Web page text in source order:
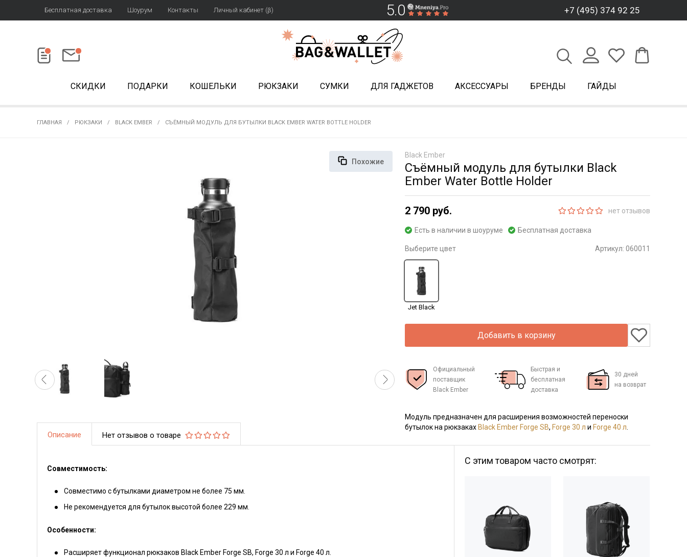
Бесплатная доставка Шоурум Контакты Личный кабинет (β) 5.0 +7 (495) 374 92 25
СКИДКИ ПОДАРКИ КОШЕЛЬКИ РЮКЗАКИ СУМКИ ДЛЯ ГАДЖЕТОВ АКСЕССУАРЫ БРЕНДЫ ГАЙДЫ
ГЛАВНАЯ РЮКЗАКИ BLACK EMBER СЪЁМНЫЙ МОДУЛЬ ДЛЯ БУТЫЛКИ BLACK EMBER WATER BOTTLE HOLDER
Похожие
Black Ember
Съёмный модуль для бутылки Black
Ember Water Bottle Holder
2 790 руб. нет отзывов
Есть в наличии в шоуруме Бесплатная доставка
Выберите цвет Артикул: 060011
Jet Black
Добавить в корзину
Официальный
поставщик
Black Ember
Быстрая и
бесплатная
доставка
30 дней
на возврат
Модуль предназначен для расширения возможностей переноски
бутылок на рюкзаках Black Ember Forge SB, Forge 30 л и Forge 40 л
Описание Нет отзывов о товаре
Совместимость:
Совместимо с бутылками диаметром не более 75 мм.
Не рекомендуется для бутылок высотой более 229 мм.
Особенности:
Расширяет функционал рюкзаков Black Ember Forge SB, Forge 30 л и Forge 40 л.
С этим товаром часто смотрят: